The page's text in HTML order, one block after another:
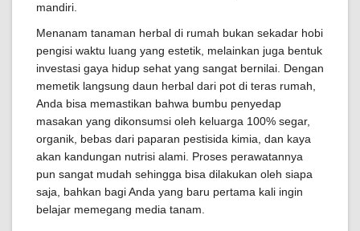
mandiri.
Menanam tanaman herbal di rumah bukan sekadar hobi
pengisi waktu luang yang estetik, melainkan juga bentuk
investasi gaya hidup sehat yang sangat bernilai. Dengan
memetik langsung daun herbal dari pot di teras rumah,
Anda bisa memastikan bahwa bumbu penyedap
masakan yang dikonsumsi oleh keluarga 100% segar,
organik, bebas dari paparan pestisida kimia, dan kaya
akan kandungan nutrisi alami. Proses perawatannya
pun sangat mudah sehingga bisa dilakukan oleh siapa
saja, bahkan bagi Anda yang baru pertama kali ingin
belajar memegang media tanam.